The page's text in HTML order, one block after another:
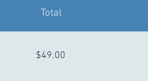
Total
$49.00